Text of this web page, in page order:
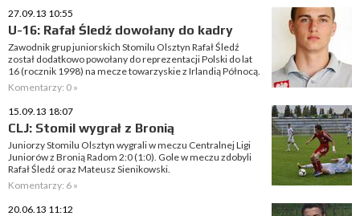
27.09.13 10:55
U-16: Rafał Śledź dowołany do kadry
Zawodnik grup juniorskich Stomilu Olsztyn Rafał Śledź
został dodatkowo powołany do reprezentacji Polski do lat
16 (rocznik 1998) na mecze towarzyskie z Irlandią Północą.
Komentarzy: 0 »
15.09.13 18:07
CLJ: Stomil wygrał z Bronią
Juniorzy Stomilu Olsztyn wygrali w meczu Centralnej Ligi
Juniorów z Bronią Radom 2:0 (1:0). Gole w meczu zdobyli
Rafał Śledź oraz Mateusz Sienikowski.
Komentarzy: 6 »
20.06.13 11:12